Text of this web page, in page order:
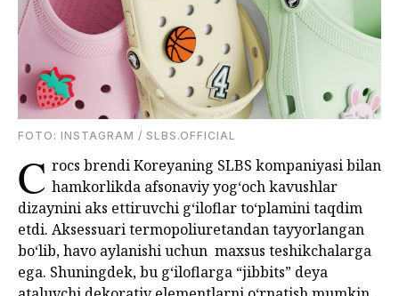
FOTO: INSTAGRAM / SLBS.OFFICIAL
C rocs brendi Koreyaning SLBS kompaniyasi bilan
hamkorlikda afsonaviy yog‘och kavushlar
dizaynini aks ettiruvchi g‘iloflar to‘plamini taqdim
etdi. Aksessuari termopoliuretandan tayyorlangan
bo‘lib, havo aylanishi uchun maxsus teshikchalarga
ega. Shuningdek, bu g‘iloflarga “jibbits” deya